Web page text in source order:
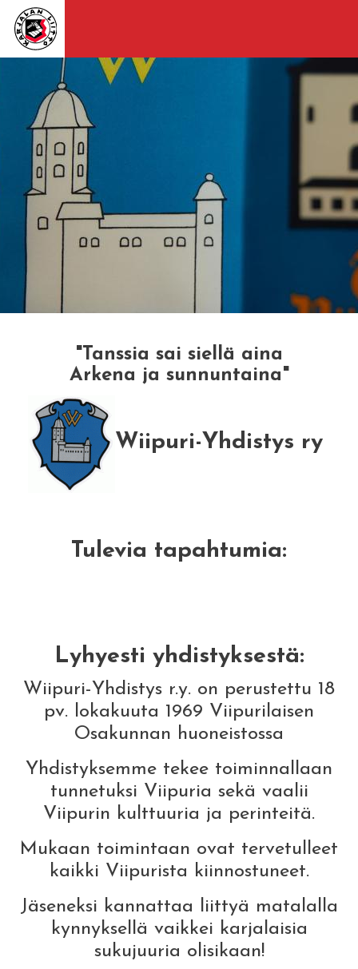
"Tanssia sai siellä aina
Arkena ja sunnuntaina"
Wiipuri-Yhdistys ry
Tulevia tapahtumia:
Lyhyesti yhdistyksestä:
Wiipuri-Yhdistys r.y. on perustettu 18
pv. lokakuuta 1969 Viipurilaisen
Osakunnan huoneistossa
Yhdistyksemme tekee toiminnallaan
tunnetuksi Viipuria sekä vaalii
Viipurin kulttuuria ja perinteitä.
Mukaan toimintaan ovat tervetulleet
kaikki Viipurista kiinnostuneet.
Jäseneksi kannattaa liittyä matalalla
kynnyksellä vaikkei karjalaisia
sukujuuria olisikaan!